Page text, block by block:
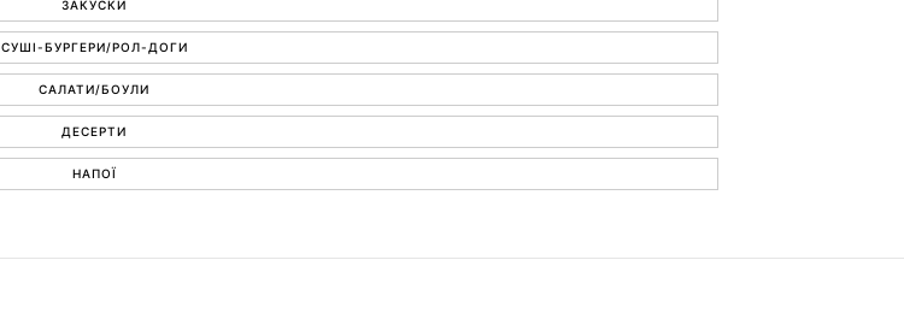
ЗАКУСКИ
СУШІ-БУРГЕРИ/РОЛ-ДОГИ
САЛАТИ/БОУЛИ
ДЕСЕРТИ
НАПОЇ